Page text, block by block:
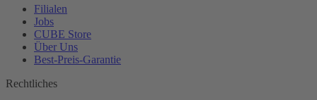
Filialen
Jobs
CUBE Store
Über Uns
Best-Preis-Garantie
Rechtliches